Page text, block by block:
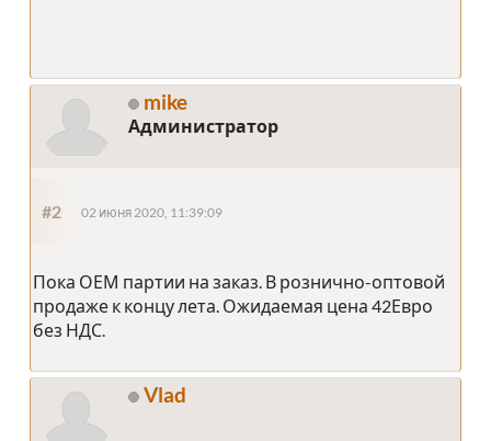
mike
Администратор
#2 02 июня 2020, 11:39:09
Пока ОЕМ партии на заказ. В рознично-оптовой
продаже к концу лета. Ожидаемая цена 42Евро
без НДС.
Vlad